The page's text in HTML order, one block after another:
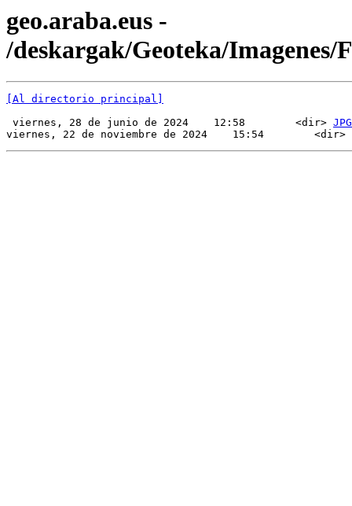
geo.araba.eus -
/deskargak/Geoteka/Imagenes/
[Al directorio principal]
viernes, 28 de junio de 2024    12:58        <dir> JPG
viernes, 22 de noviembre de 2024    15:54        <dir>